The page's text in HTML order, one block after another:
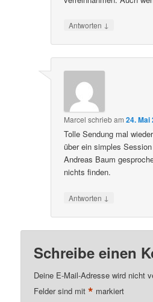
Antworten ↓
Marcel schriebam24. Mai
Tolle Sendung mal
über ein simples
Andreas Baum
nichts finden.
Antworten ↓
Schreibe einen
Deine E-Mail-Adresse wird nicht
Felder sind mit* markiert